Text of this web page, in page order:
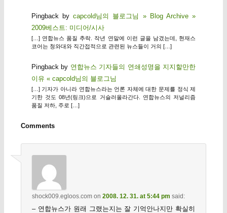
Pingback bycapcold님의 블로그님 » Blog Archive »
2009베스트: 미디어/시사
[…] 연합뉴스 품질 추락. 작년 연말에 이런 글을 남겼는데, 현재스
코어는 청와대와 직간접적으로 관련된 뉴스들이 거의 […]
Pingback by 연합뉴스 기자들의 연쇄성명을 지지할만한
이유 « capcold님의 블로그님
[…] 기자가 아니라 연합뉴스라는 언론 자체에 대한 문제를 정식 제
기한 것도 08년(링크)으로 거슬러올라간다. 연합뉴스의 저널리즘
품질 저하, 주로 […]
Comments
shock009.egloos.comon 2008. 12. 31. at 5:44 pm said:
– 연합뉴스가 원래 그랬는지는 잘 기억안나지만 확실히